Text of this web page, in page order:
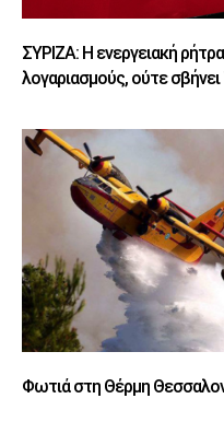
ΣΥΡΙΖΑ: Η ενεργειακή
λογαριασμούς, ούτε σβήνει
Φωτιά στη Θέρμη